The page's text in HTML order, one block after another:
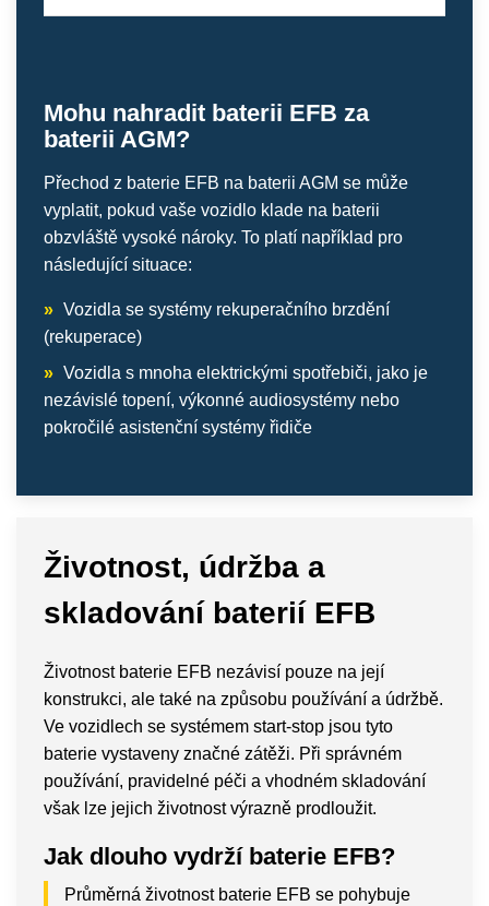
Mohu nahradit baterii EFB za
baterii AGM?
Přechod z baterie EFB na baterii AGM se může
vyplatit, pokud vaše vozidlo klade na baterii
obzvláště vysoké nároky. To platí například pro
následující situace:
» Vozidla se systémy rekuperačního brzdění
(rekuperace)
» Vozidla s mnoha elektrickými spotřebiči, jako je
nezávislé topení, výkonné audiosystémy nebo
pokročilé asistenční systémy řidiče
Životnost, údržba a
skladování baterií EFB
Životnost baterie EFB nezávisí pouze na její
konstrukci, ale také na způsobu používání a údržbě.
Ve vozidlech se systémem start-stop jsou tyto
baterie vystaveny značné zátěži. Při správném
používání, pravidelné péči a vhodném skladování
však lze jejich životnost výrazně prodloužit.
Jak dlouho vydrží baterie EFB?
Průměrná životnost baterie EFB se pohybuje